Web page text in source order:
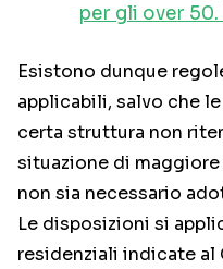
per gli over
Esistono dunque
applicabili, salvo che
certa struttura non
situazione di
non sia necessario
Le disposizioni si
residenziali indicate al